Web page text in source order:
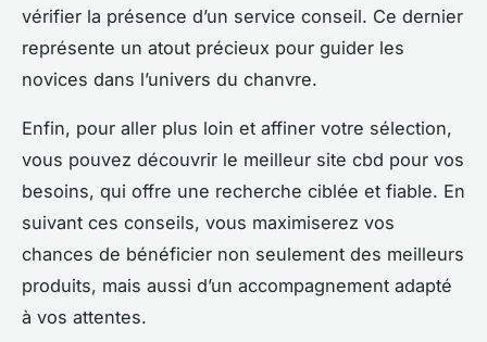
vérifier la présence d’un service conseil. Ce dernier
représente un atout précieux pour guider les
novices dans l’univers du chanvre.
Enfin, pour aller plus loin et affiner votre sélection,
vous pouvez découvrir le meilleur site cbd pour vos
besoins, qui offre une recherche ciblée et fiable. En
suivant ces conseils, vous maximiserez vos
chances de bénéficier non seulement des meilleurs
produits, mais aussi d’un accompagnement adapté
à vos attentes.